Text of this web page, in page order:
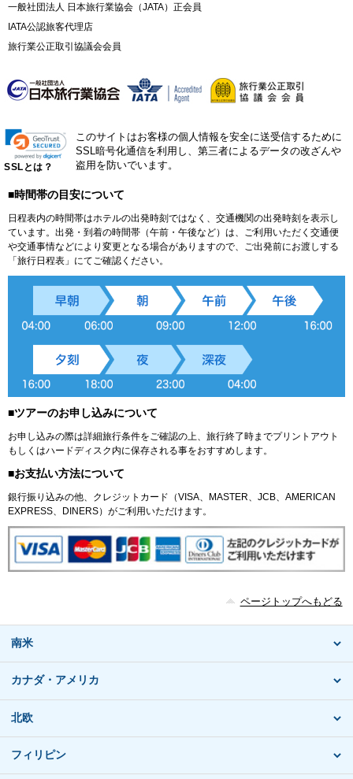
一般社団法人 日本旅行業協会（JATA）正会員
IATA公認旅客代理店
旅行業公正取引協議会会員
SSLとは？
このサイトはお客様の個人情報を安全に送受信するために
SSL暗号化通信を利用し、第三者によるデータの改ざんや
盗用を防いでいます。
■時間帯の目安について
日程表内の時間帯はホテルの出発時刻ではなく、交通機関の出発時刻を表示し
ています。出発・到着の時間帯（午前・午後など）は、ご利用いただく交通便
や交通事情などにより変更となる場合がありますので、ご出発前にお渡しする
「旅行日程表」にてご確認ください。
■ツアーのお申し込みについて
お申し込みの際は詳細旅行条件をご確認の上、旅行終了時までプリントアウト
もしくはハードディスク内に保存される事をおすすめします。
■お支払い方法について
銀行振り込みの他、クレジットカード（VISA、MASTER、JCB、AMERICAN
EXPRESS、DINERS）がご利用いただけます。
ページトップへもどる
南米
カナダ・アメリカ
北欧
フィリピン